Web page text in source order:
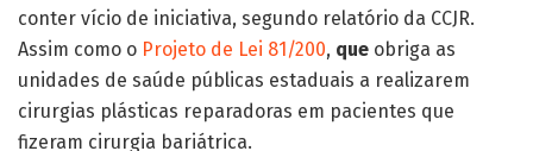
conter vício de iniciativa, segundo relatório da CCJR.
Assim como o Projeto de Lei 81/200, que obriga as
unidades de saúde públicas estaduais a realizarem
cirurgias plásticas reparadoras em pacientes que
fizeram cirurgia bariátrica.